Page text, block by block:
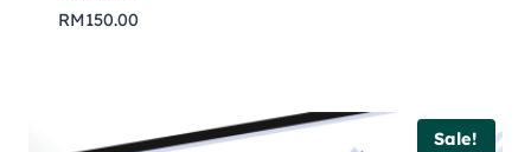
RM150.00
Sale!